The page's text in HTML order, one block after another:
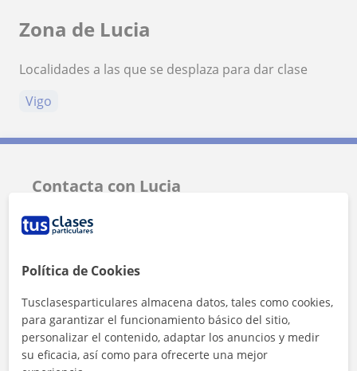
Zona de Lucia
Localidades a las que se desplaza para dar clase
Vigo
Contacta con Lucia
Tarifa
1ª clase gratis
Política de Cookies
Tusclasesparticulares almacena datos, tales como cookies,
para garantizar el funcionamiento básico del sitio,
personalizar el contenido, adaptar los anuncios y medir
su eficacia, así como para ofrecerte una mejor